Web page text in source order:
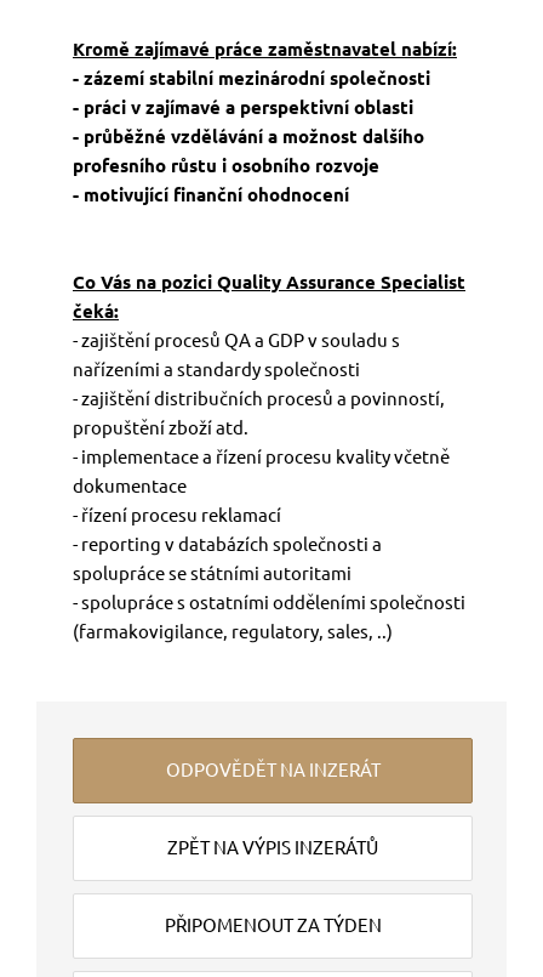
Kromě zajímavé práce zaměstnavatel nabízí:
- zázemí stabilní mezinárodní společnosti
- práci v zajímavé a perspektivní oblasti
- průběžné vzdělávání a možnost dalšího
profesního růstu i osobního rozvoje
- motivující finanční ohodnocení
Co Vás na pozici Quality Assurance Specialist
čeká:
- zajištění procesů QA a GDP v souladu s
nařízeními a standardy společnosti
- zajištění distribučních procesů a povinností,
propuštění zboží atd.
- implementace a řízení procesu kvality včetně
dokumentace
- řízení procesu reklamací
- reporting v databázích společnosti a
spolupráce se státními autoritami
- spolupráce s ostatními odděleními společnosti
(farmakovigilance, regulatory, sales, ..)
ODPOVĚDĚT NA INZERÁT
ZPĚT NA VÝPIS INZERÁTŮ
PŘIPOMENOUT ZA TÝDEN